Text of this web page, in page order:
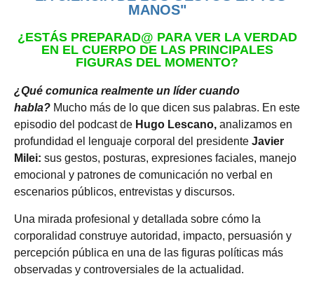
MANOS"
¿ESTÁS PREPARAD@ PARA VER LA VERDAD
EN EL CUERPO DE LAS PRINCIPALES
FIGURAS DEL MOMENTO?
¿Qué comunica realmente un líder cuando
habla? Mucho más de lo que dicen sus palabras. En este
episodio del podcast de Hugo Lescano, analizamos en
profundidad el lenguaje corporal del presidente Javier
Milei: sus gestos, posturas, expresiones faciales, manejo
emocional y patrones de comunicación no verbal en
escenarios públicos, entrevistas y discursos.
Una mirada profesional y detallada sobre cómo la
corporalidad construye autoridad, impacto, persuasión y
percepción pública en una de las figuras políticas más
observadas y controversiales de la actualidad.